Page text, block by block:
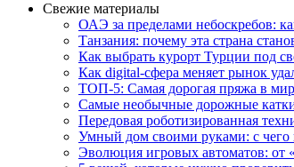
Свежие материалы
ОАЭ за пределами небоскребов:
Танзания: почему эта страна
Как выбрать курорт Турции под
Как digital-сфера меняет рынок
ТОП-5: Самая дорогая пряжа в мир
Самые необычные дорожные
Передовая роботизированная
Умный дом своими руками: с чего
Эволюция игровых автоматов: от